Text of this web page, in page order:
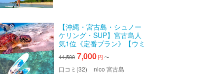
【沖縄・宮古島・シュノー
ケリング・SUP】宮古島人
気1位《定番プラン》【ウミ
ガメシュノーケリング＆
SUPツアー】遭遇率100%継
続中！｜写真無料｜初心者
14,500 7,000円 〜
口コミ(32) nico 宮古島